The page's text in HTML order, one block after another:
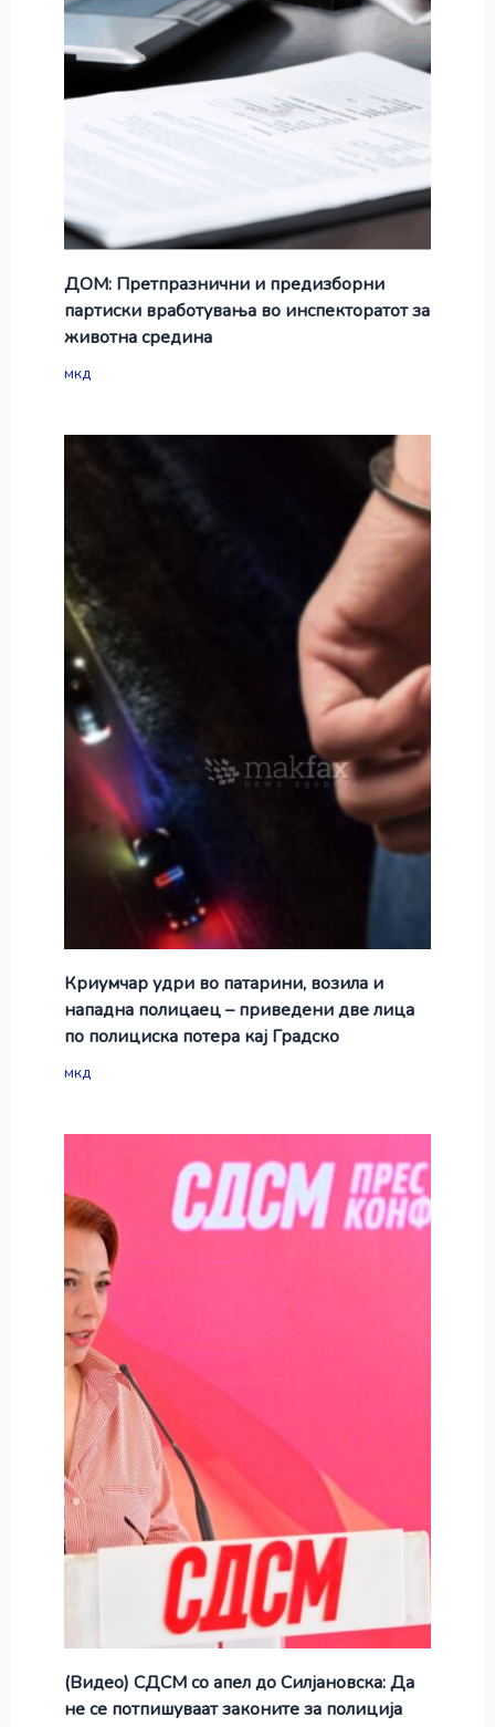
ДОМ: Претпразнични и предизборни
партиски вработувања во инспекторатот за
животна средина
мкд
Криумчар удри во патарини, возила и
нападна полицаец – приведени две лица
по полициска потера кај Градско
мкд
(Видео) СДСМ со апел до Силјановска: Да
не се потпишуваат законите за полиција